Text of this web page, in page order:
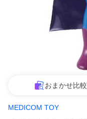
おまかせ比較
MEDICOM TOY